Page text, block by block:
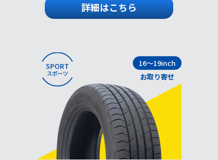
詳細はこちら
SPORT
スポーツ
16～19inch
お取り寄せ